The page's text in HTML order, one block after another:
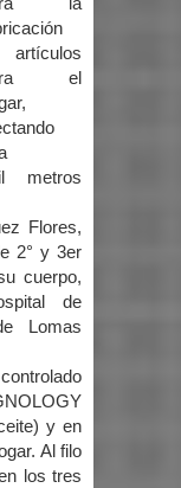
artículos
el
metros
Flores,
2° y 3er
cuerpo,
de
Lomas
y en
Al filo
los tres